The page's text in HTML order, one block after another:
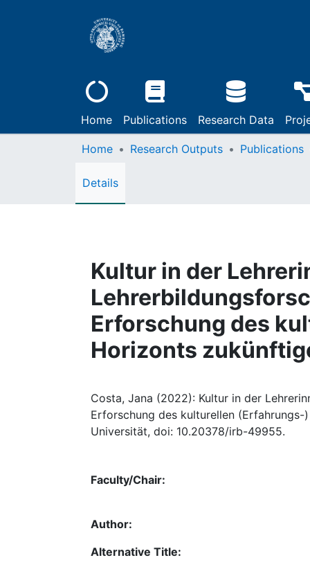
Home Publications Research Data
Home Research Outputs Publications
Details
Kultur in der
Erforschung des
Horizonts
Costa, Jana (2022): Kultur in der
Erforschung des kulturellen
Universität, doi: 10.20378/irb-49955.
Faculty/Chair:
Author:
Alternative Title: